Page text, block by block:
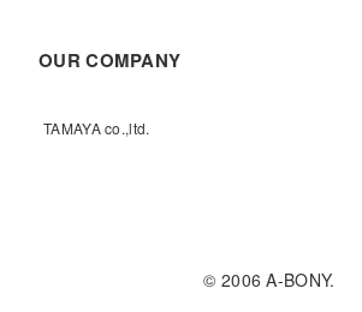
OUR COMPANY
TAMAYA co.,ltd.
© 2006 A-BONY.